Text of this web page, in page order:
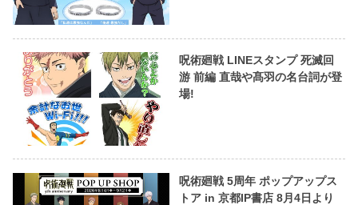
呪術廻戦 LINEスタンプ 死滅回
游 前編 直哉や髙羽の名台詞が登
場!
呪術廻戦 5周年 ポップアップス
トア in 京都IP書店 8月4日より